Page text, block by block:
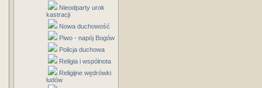
Nieodparty urok
kastracji
Nowa duchowość
Piwo - napój Bogów
Policja duchowa
Religia i wspólnota
Religijne wędrówki
ludów